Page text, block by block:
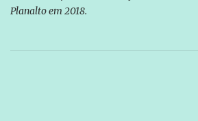
Planalto em 2018.